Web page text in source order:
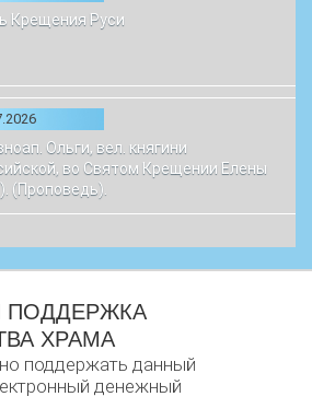
Крещения Руси
Ольги, вел. княгини
во Святом Крещении Елены
(Проповедь).
ПОДДЕРЖКА
ХРАМА
поддержать данный
денежный